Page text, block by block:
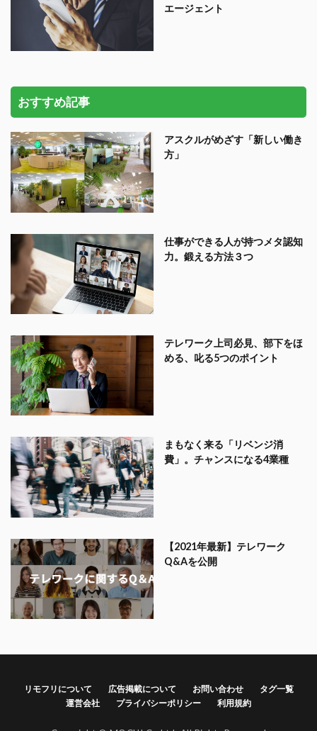
エージェント
おすすめ記事
アスクルがめざす「新しい働き
方」
仕事ができる人が持つメタ認知
力。鍛える方法３つ
テレワーク上司必見、部下をほ
める、叱る5つのポイント
まもなく来る「リベンジ消
費」。チャンスになる4業種
【2021年最新】テレワーク
Q&Aを公開
リモフリについて 広告掲載について お問い合わせ
タグ一覧
運営会社
プライバシーポリシー 利用規約